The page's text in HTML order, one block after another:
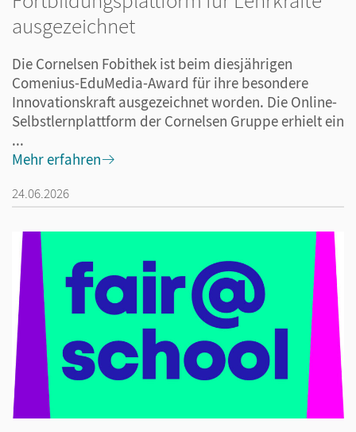
ausgezeichnet
Die Cornelsen Fobithek ist beim diesjährigen
Comenius-EduMedia-Award für ihre besondere
Innovationskraft ausgezeichnet worden. Die Online-
Selbstlernplattform der Cornelsen Gruppe erhielt ein
...
Mehr erfahren
24.06.2026